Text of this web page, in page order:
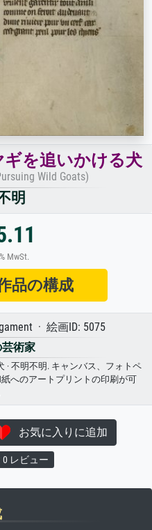
を追いかける犬
Wild Goats)
明
MwSt.
品の構成
· 絵画ID: 5075
術家
· 不明不明. キャンバス、フォトペ
へのアートプリントの印刷が可
お気に入りに追加
0 レビュー